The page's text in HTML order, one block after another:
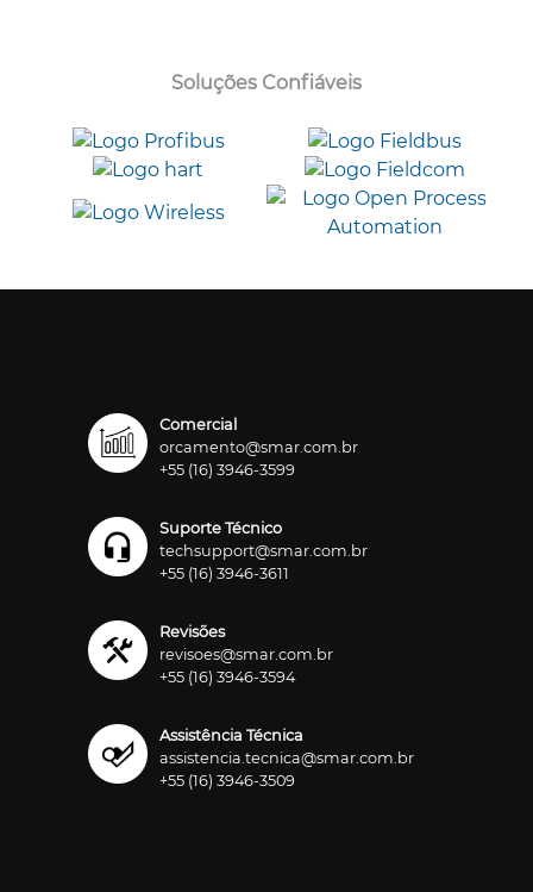
Soluções Confiáveis
Comercial
orcamento@smar.com.br
+55 (16) 3946-3599
Suporte Técnico
techsupport@smar.com.br
+55 (16) 3946-3611
Revisões
revisoes@smar.com.br
+55 (16) 3946-3594
Assistência Técnica
assistencia.tecnica@smar.com.br
+55 (16) 3946-3509